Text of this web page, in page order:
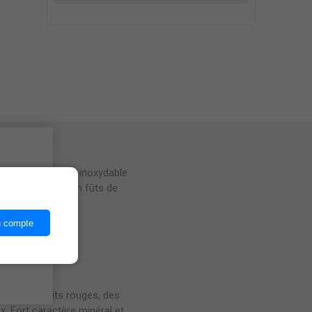
cuves en acier inoxydable
22 mois en fûts de
lieu.
et de fruits rouges, des
compte